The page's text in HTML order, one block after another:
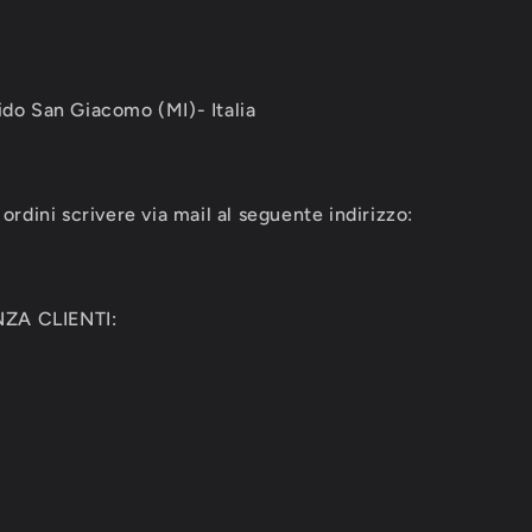
San Giacomo (MI)- Italia
scrivere via mail al seguente indirizzo:
CLIENTI: